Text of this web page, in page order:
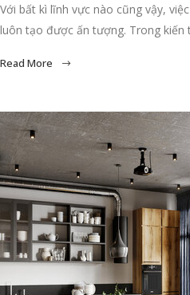
Với bất kì lĩnh vực nào cũng vậy,
luôn tạo được ấn tượng. Trong kiến
Read More